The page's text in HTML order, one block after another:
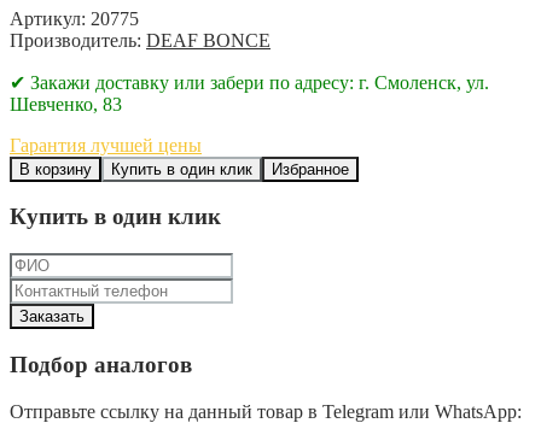
Артикул: 20775
Производитель: DEAF BONCE
✔ Закажи доставку или забери по адресу: г. Смоленск, ул.
Шевченко, 83
Гарантия лучшей цены
В корзину Купить в один клик Избранное
Купить в один клик
Подбор аналогов
Отправьте ссылку на данный товар в Telegram или WhatsApp: